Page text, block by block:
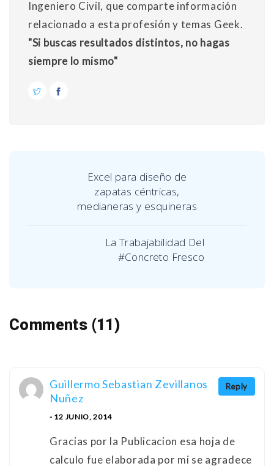
Ingeniero Civil, que comparte información
relacionado a esta profesión y temas Geek.
"Si buscas resultados distintos, no hagas
siempre lo mismo"
Excel para diseño de
zapatas céntricas,
medianeras y esquineras
La Trabajabilidad Del
#Concreto Fresco
Comments (11)
Reply
Guillermo Sebastian Zevillanos
Nuñez
- 12 JUNIO, 2014
Gracias por la Publicacion esa hoja de
calculo fue elaborada por mi se agradece